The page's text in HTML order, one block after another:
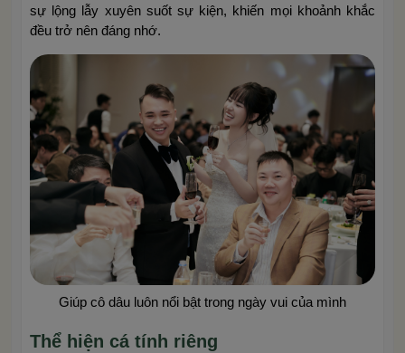
sự lộng lẫy xuyên suốt sự kiện, khiến mọi khoảnh khắc
đều trở nên đáng nhớ.
Giúp cô dâu luôn nổi bật trong ngày vui của mình
Thể hiện cá tính riêng